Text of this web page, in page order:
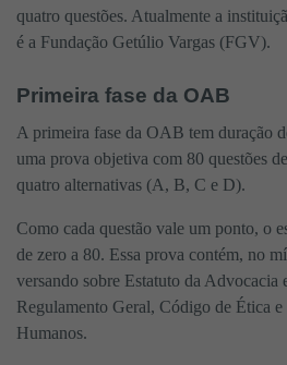
quatro questões. Atualmente a
é a Fundação Getúlio Vargas (FGV).
Primeira fase da OAB
A primeira fase da OAB tem duração
uma prova objetiva com 80 questões
quatro alternativas (A, B, C e D).
Como cada questão vale um ponto, o
de zero a 80. Essa prova contém, no
versando sobre Estatuto da Advocacia
Regulamento Geral, Código de Ética
Humanos.